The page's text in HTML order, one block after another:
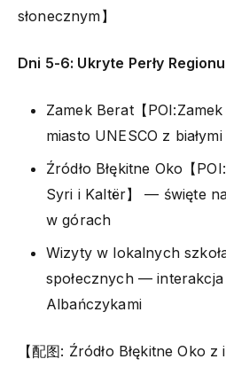
słonecznym】
Dni 5-6: Ukryte Perły Regionu
Zamek Berat【
miasto UNESCO z
Źródło Błękitne Oko【
Syri i Kaltër】 — święte
w górach
Wizyty w lokalnych
społecznych — interakcja
Albańczykami
【配图: Źródło Błękitne Oko